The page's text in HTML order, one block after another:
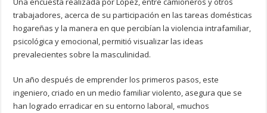
trabajadores, acerca de su participación en las tareas domésticas
hogareñas y la manera en que percibían la violencia intrafamiliar,
psicológica y emocional, permitió visualizar las ideas
prevalecientes sobre la masculinidad.
Un año después de emprender los primeros pasos, este
ingeniero, criado en un medio familiar violento, asegura que se
han logrado erradicar en su entorno laboral, «muchos